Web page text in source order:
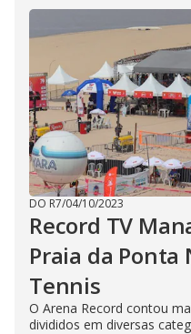
DO R7/04/10/2023
Record TV
Praia da Ponta
Tennis
O Arena Record contou
divididos em diversas